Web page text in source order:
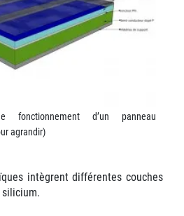
fonctionnement d’un panneau
agrandir)
intègrent différentes couches
silicium.